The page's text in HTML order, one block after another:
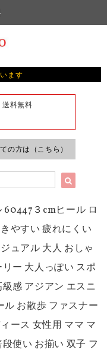
ます
送料無料
の方は（こちら）
３cmヒール ロ
やすい 疲れにくい
ュアル 大人 おしゃ
ー 大人っぽい スポ
感 アジアン エスニ
ル お散歩 ファスナー
ース 女性用 ママ マ
使い お揃い 双子 フ